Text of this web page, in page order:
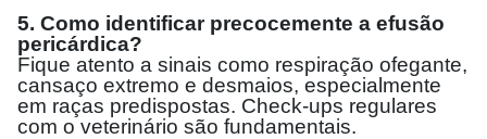
5. Como identificar precocemente a efusão
pericárdica?
Fique atento a sinais como respiração ofegante,
cansaço extremo e desmaios, especialmente
em raças predispostas. Check-ups regulares
com o veterinário são fundamentais.